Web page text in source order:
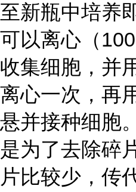
至新瓶中培养
可以离心（
收集细胞，并
离心一次，再
悬并接种细胞
是为了去除碎
片比较少，传